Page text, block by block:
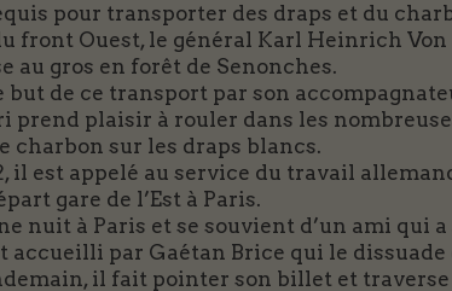
pour transporter des draps et du
front Ouest, le général Karl Heinrich
au gros en forêt de Senonches.
but de ce transport par son
prend plaisir à rouler dans les
charbon sur les draps blancs.
il est appelé au service du travail
gare de l’Est à Paris.
nuit à Paris et se souvient d’un ami qui
accueilli par Gaétan Brice qui le dissuade
il fait pointer son billet et